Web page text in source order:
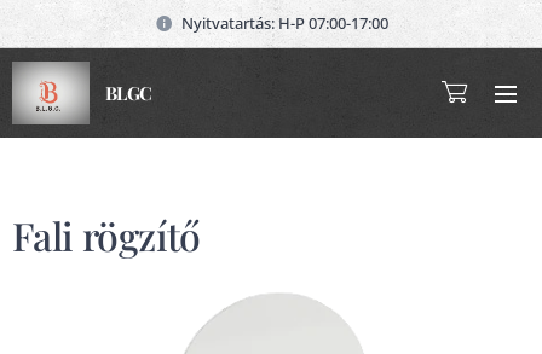
Nyitvatartás: H-P 07:00-17:00
BLGC
Fali rögzítő